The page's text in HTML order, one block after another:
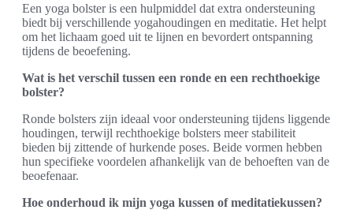
Een yoga bolster is een hulpmiddel dat extra ondersteuning
biedt bij verschillende yogahoudingen en meditatie. Het helpt
om het lichaam goed uit te lijnen en bevordert ontspanning
tijdens de beoefening.
Wat is het verschil tussen een ronde en een rechthoekige
bolster?
Ronde bolsters zijn ideaal voor ondersteuning tijdens liggende
houdingen, terwijl rechthoekige bolsters meer stabiliteit
bieden bij zittende of hurkende poses. Beide vormen hebben
hun specifieke voordelen afhankelijk van de behoeften van de
beoefenaar.
Hoe onderhoud ik mijn yoga kussen of meditatiekussen?